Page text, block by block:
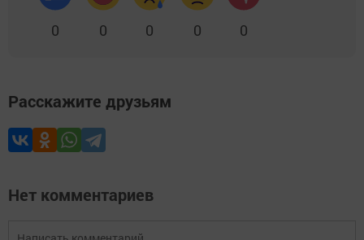
0 0 0 0 0
Расскажите друзьям
Нет комментариев